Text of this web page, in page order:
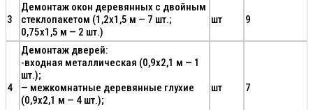
3
Демонтаж окон деревянных с двойным
стеклопакетом (1,2х1,5 м — 7 шт.;
0,75х1,5 м — 2 шт.)
шт 9
4
Демонтаж дверей:
-входная металлическая (0,9х2,1 м — 1
шт.);
— межкомнатные деревянные глухие
(0,9х2,1 м — 4 шт.);
шт 7